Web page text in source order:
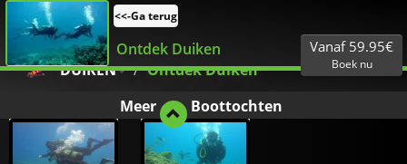
<<-Ga terug
Ontdek Duiken Vanaf 59.95€
Boek nu
DUIKEN
Ontdek Duiken
Meer
Boottochten